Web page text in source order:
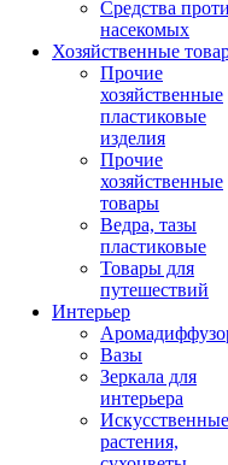
Средства
насекомых
Хозяйственные
Прочие
хозяйственные
пластиковые
изделия
Прочие
хозяйственные
товары
Ведра, тазы
пластиковые
Товары для
путешествий
Интерьер
Вазы
Зеркала для
интерьера
Искусственные
растения,